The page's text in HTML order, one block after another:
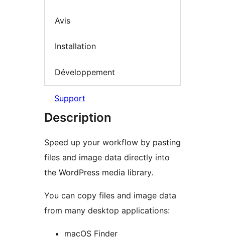
Avis
Installation
Développement
Support
Description
Speed up your workflow by pasting
files and image data directly into
the WordPress media library.
You can copy files and image data
from many desktop applications:
macOS Finder